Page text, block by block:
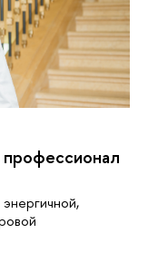
про­фес­си­о­нал